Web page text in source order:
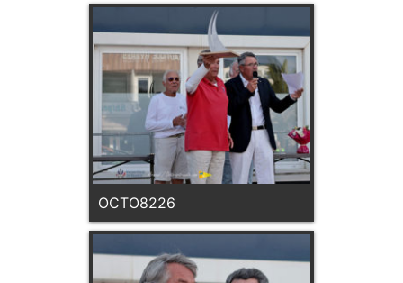
OCTO8226